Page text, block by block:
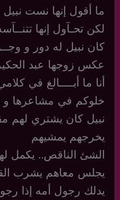
ما أقول إنها نست نبيل
لكن تحـآول إنها
كان نبيل له دور و
عكس زوجها عبد
أنا ما أبــــالغ في
خلوكم في مشاعرها و
نبيل كان يشتري لهم
يخرجهم يمشيهم
الشئ الناقص.. يكمل
يجلس معاهم يشرب
يدلك رجول أمه إذا